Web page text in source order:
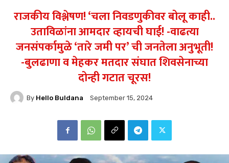
राजकीय विश्लेषण! ‘चला निवडणुकीवर बोलू काही..
उताविळांना आमदार व्हायची घाई! -वाढत्या
जनसंपर्कामुळे ‘तारे जमी पर’ ची जनतेला अनुभूती!
-बुलढाणा व मेहकर मतदार संघात शिवसेनाच्या
दोन्ही गटात चूरस!
By Hello Buldana September 15, 2024